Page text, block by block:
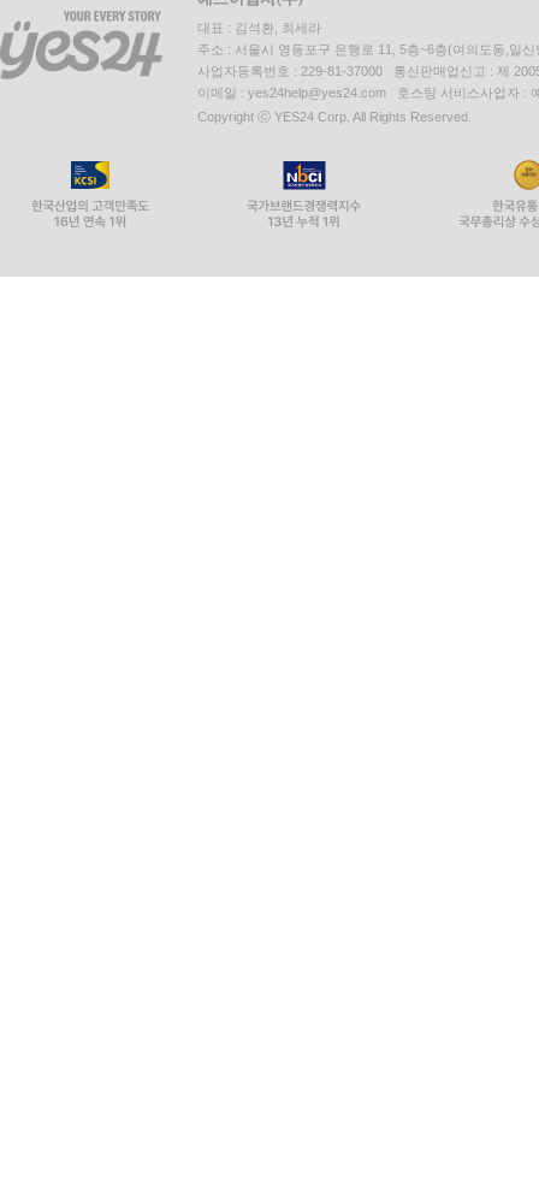
대표 : 김석환, 최세라
주소 : 서울시 영등포구 은행로 11, 5층~6층(여의도동,일신
사업자등록번호 : 229-81-37000 통신판매업신고 : 제
이메일 : yes24help@yes24.com 호스팅 서비스사업자 :
Copyright ⓒ YES24 Corp. All Rights Reserved.